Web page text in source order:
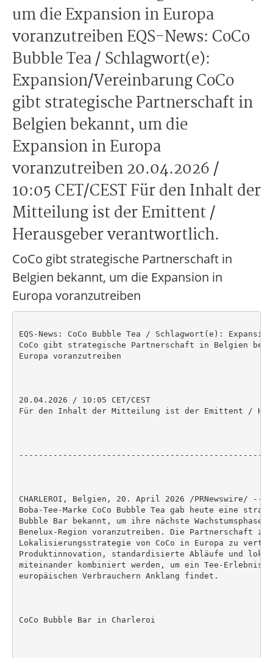
um die Expansion in Europa
voranzutreiben EQS-News: CoCo
Bubble Tea / Schlagwort(e):
Expansion/Vereinbarung CoCo
gibt strategische Partnerschaft in
Belgien bekannt, um die
Expansion in Europa
voranzutreiben 20.04.2026 /
10:05 CET/CEST Für den Inhalt der
Mitteilung ist der Emittent /
Herausgeber verantwortlich.
CoCo gibt strategische Partnerschaft in
Belgien bekannt, um die Expansion in
Europa voranzutreiben
EQS-News: CoCo Bubble Tea / Schlagwort(e):
CoCo gibt strategische Partnerschaft in Belgien
Europa voranzutreiben
20.04.2026 / 10:05 CET/CEST
Für den Inhalt der Mitteilung ist der Emittent /
CHARLEROI, Belgien, 20. April 2026 /PRNewswire/ --
Boba-Tee-Marke CoCo Bubble Tea gab heute eine
Bubble Bar bekannt, um ihre nächste
Benelux-Region voranzutreiben. Die Partnerschaft
Lokalisierungsstrategie von CoCo in Europa zu
Produktinnovation, standardisierte Abläufe und
miteinander kombiniert werden, um ein Tee-Erlebnis
europäischen Verbrauchern Anklang findet.
CoCo Bubble Bar in Charleroi